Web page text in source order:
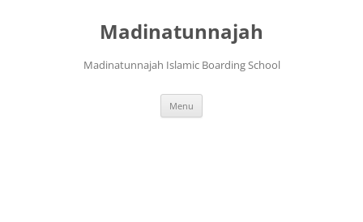
Madinatunnajah
Madinatunnajah Islamic Boarding School
Menu